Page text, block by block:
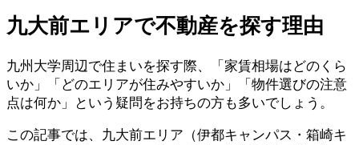
九大前エリアで不動産を探す理由
九州大学周辺で住まいを探す際、「家賃相場はどのくら
いか」「どのエリアが住みやすいか」「物件選びの注意
点は何か」という疑問をお持ちの方も多いでしょう。
この記事では、九大前エリア（伊都キャンパス・箱崎キ